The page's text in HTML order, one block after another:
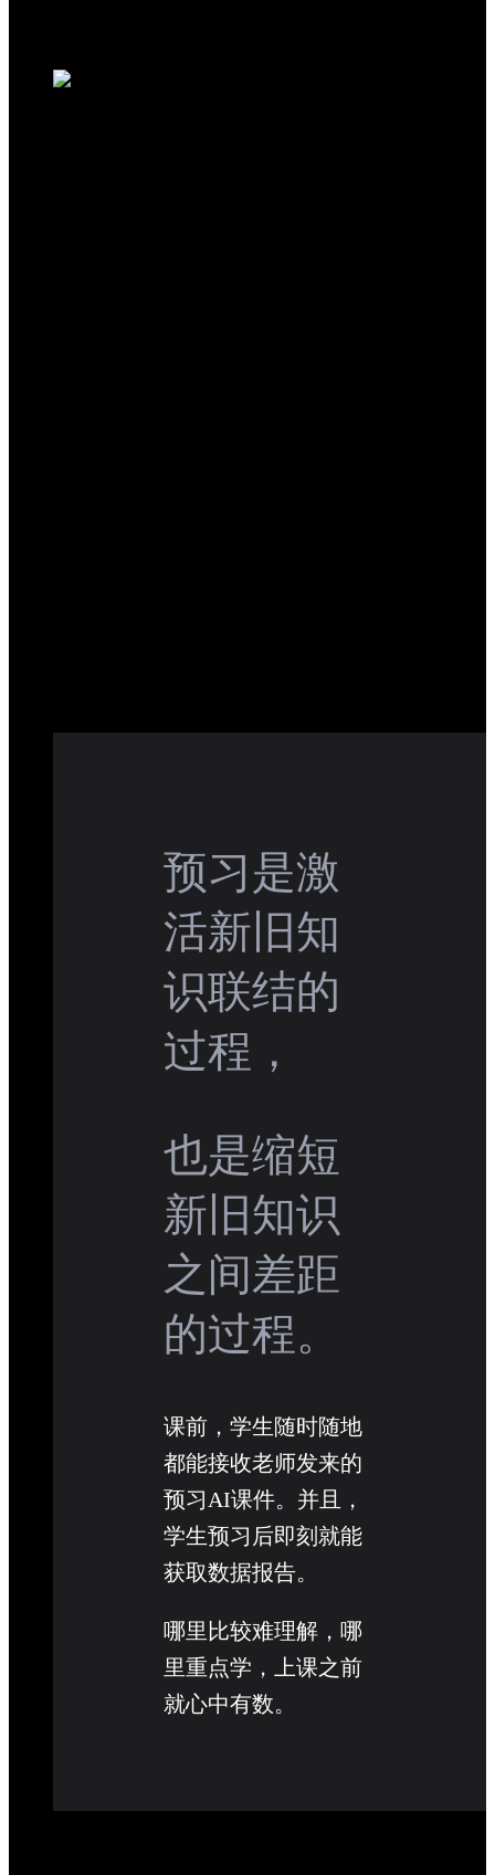
预习是激
活新旧知
识联结的
过程，
也是缩短
新旧知识
之间差距
的过程。
课前，学生随时随地
都能接收老师发来的
预习AI课件。并且，
学生预习后即刻就能
获取数据报告。
哪里比较难理解，哪
里重点学，上课之前
就心中有数。